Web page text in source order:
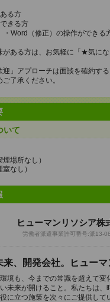
る方
きる方
・Word（修正）の操作ができる
がある方は、お気軽に「★気に
迎」アプローチは面談を確約す
了承ください。
いて
場所なし）
なし）
ヒューマンリソシア株
労働者派遣事業許可番号:派13-
、開発会社。ヒュー
境も、今までの常識を超えて変
未来が開けること。私たちは、
に立つ施策を次々にご提供して